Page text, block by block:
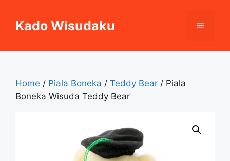
contentKado Wisudaku Menu
Home / Piala Boneka / Teddy Bear / Piala
Boneka Wisuda Teddy Bear